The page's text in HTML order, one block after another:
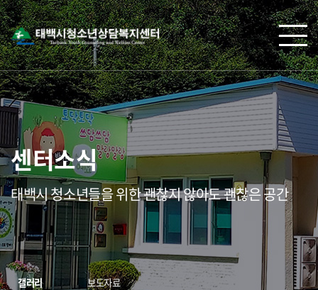
센터소식
태백시 청소년들을 위한 괜찮지 않아도 괜찮은 공간
갤러리 보도자료